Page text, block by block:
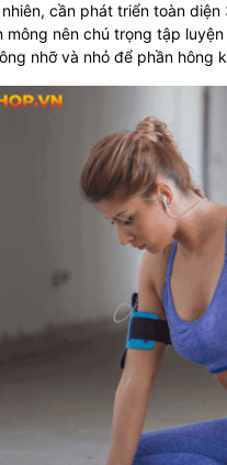
cần phát triển toàn
mông nên chú trọng tập
nhỡ và nhỏ để phần hông